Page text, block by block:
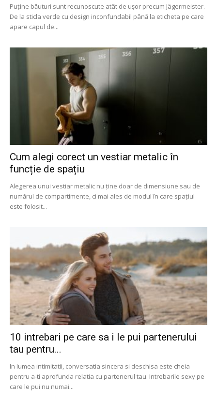
Puține băuturi sunt recunoscute atât de ușor precum Jägermeister.
De la sticla verde cu design inconfundabil până la eticheta pe care
apare capul de...
Cum alegi corect un vestiar metalic în
funcție de spațiu
Alegerea unui vestiar metalic nu ține doar de dimensiune sau de
numărul de compartimente, ci mai ales de modul în care spațiul
este folosit...
10 intrebari pe care sa i le pui partenerului
tau pentru...
In lumea intimitatii, conversatia sincera si deschisa este cheia
pentru a-ti aprofunda relatia cu partenerul tau. Intrebarile sexy pe
care le pui nu numai...